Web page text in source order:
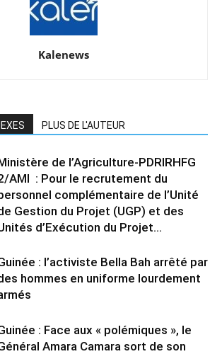
Kalenews
PLUS DE L'AUTEUR
de l’Agriculture-PDRIRHFG
AMI : Pour le recrutement du
complémentaire de l’Unité
Gestion du Projet (UGP) et des
d’Exécution du Projet...
: l’activiste Bella Bah arrêté par
hommes en uniforme lourdement
: Face aux « polémiques », le
Amara Camara sort de son